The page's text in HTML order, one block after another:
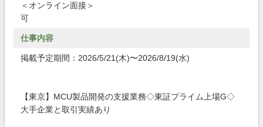
＜オンライン面接＞
可
仕事内容
掲載予定期間：2026/5/21(木)〜2026/8/19(水)
【東京】MCU製品開発の支援業務◇東証プライム上場G◇
大手企業と取引実績あり